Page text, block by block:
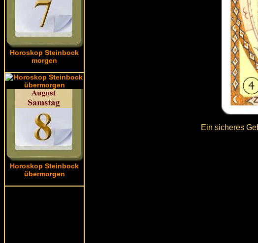
Horoskop Steinbock
morgen
Horoskop Steinbock
übermorgen
Ein sicheres